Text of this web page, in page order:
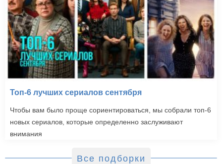
Топ-6 лучших сериалов сентября
Чтобы вам было проще сориентироваться, мы собрали топ-6
новых сериалов, которые определенно заслуживают
внимания
Все подборки